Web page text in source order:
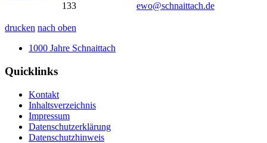
133
ewo@schnaittach.de
drucken nach oben
1000 Jahre Schnaittach
Quicklinks
Kontakt
Inhaltsverzeichnis
Impressum
Datenschutzerklärung
Datenschutzhinweis